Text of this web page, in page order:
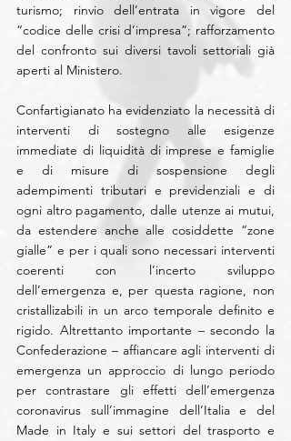
turismo; rinvio dell’entrata in vigore del
“codice delle crisi d’impresa”; rafforzamento
del confronto sui diversi tavoli settoriali già
aperti al Ministero.
Confartigianato ha evidenziato la necessità di
interventi di sostegno alle esigenze
immediate di liquidità di imprese e famiglie
e di misure di sospensione degli
adempimenti tributari e previdenziali e di
ogni altro pagamento, dalle utenze ai mutui,
da estendere anche alle cosiddette “zone
gialle” e per i quali sono necessari interventi
coerenti con l’incerto sviluppo
dell’emergenza e, per questa ragione, non
cristallizabili in un arco temporale definito e
rigido. Altrettanto importante – secondo la
Confederazione – affiancare agli interventi di
emergenza un approccio di lungo periodo
per contrastare gli effetti dell’emergenza
coronavirus sull’immagine dell’Italia e del
Made in Italy e sui settori del trasporto e